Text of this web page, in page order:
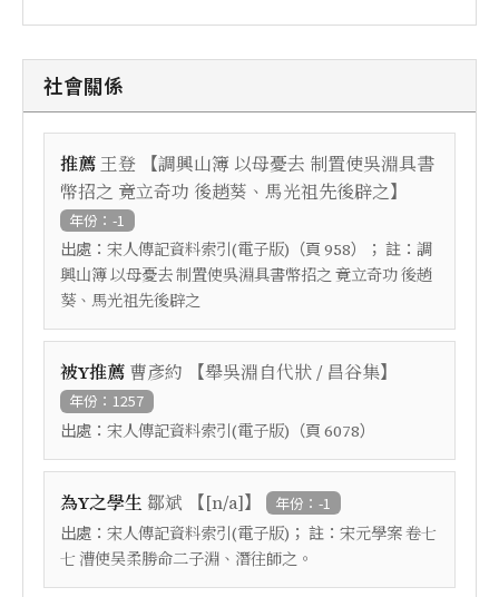
社會關係
推薦 王登 【調興山簿 以母憂去 制置使吳淵具書
幣招之 竟立奇功 後趙葵、馬光祖先後辟之】
年份：-1
出處： 宋人傳記資料索引(電子版) （頁 958）； 註： 調
興山簿 以母憂去 制置使吳淵具書幣招之 竟立奇功 後趙
葵、馬光祖先後辟之
被Y推薦 曹彥約 【舉吳淵自代狀 / 昌谷集】
年份：1257
出處： 宋人傳記資料索引(電子版) （頁 6078）
為Y之學生 鄒斌 【[n/a]】 年份：-1
出處： 宋人傳記資料索引(電子版) ； 註： 宋元學案 卷七
七 漕使吴柔勝命二子淵、潛往師之。